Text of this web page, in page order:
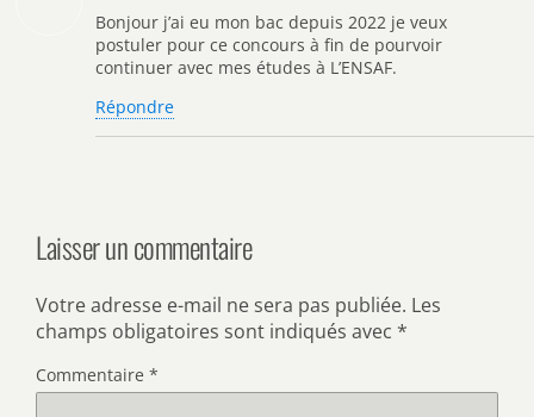
Bonjour j’ai eu mon bac depuis 2022 je veux
postuler pour ce concours à fin de pourvoir
continuer avec mes études à L’ENSAF.
Répondre
Laisser un commentaire
Votre adresse e-mail ne sera pas publiée. Les
champs obligatoires sont indiqués avec *
Commentaire *